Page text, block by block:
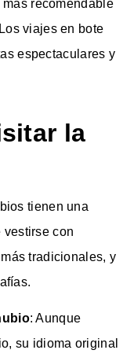
recomendable
viajes en bote
espectaculares y
la
tienen una
vestirse con
tradicionales, y
: Aunque
su idioma original